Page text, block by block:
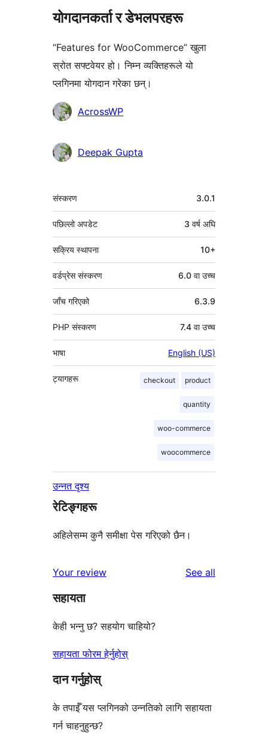
योगदानकर्ता र डेभलपरहरू
“Features for WooCommerce” खुला
स्रोत सफ्टवेयर हो। निम्न व्यक्तिहरूले यो
प्लगिनमा योगदान गरेका छन्।
योगदानकर्ताहरू
AcrossWP
Deepak Gupta
मेटा
संस्करण 3.0.1
पछिल्लो अपडेट 3 वर्ष अघि
सक्रिय स्थापना 10+
वर्डप्रेस संस्करण 6.0 वा उच्च
जाँच गरिएको 6.3.9
PHP संस्करण 7.4 वा उच्च
भाषा English (US)
ट्यागहरू checkout product
quantity
woo-commerce
woocommerce
उन्नत दृश्य
रेटिङ्गहरू
अहिलेसम्म कुनै समीक्षा पेस गरिएको छैन।
Your review See all
सहायता
केही भन्नु छ? सहयोग चाहियो?
सहायता फोरम हेर्नुहोस्
दान गर्नुहोस्
के तपाईँ यस प्लगिनको उन्नतिको लागि सहायता
गर्न चाहनुहुन्छ?